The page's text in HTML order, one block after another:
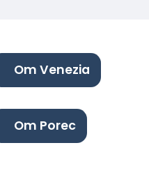
Om Venezia
Om Porec